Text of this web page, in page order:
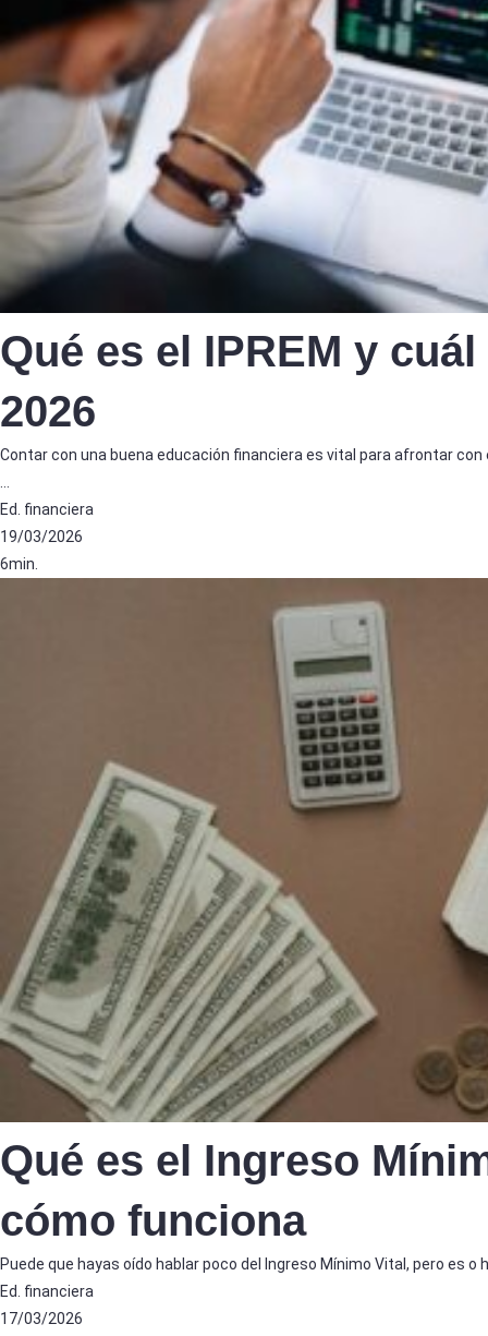
Qué es el IPREM y
2026
Contar con una buena educación financiera es vital para afrontar
Ed. financiera
19/03/2026
6min.
Qué es el Ingreso
cómo funciona
Puede que hayas oído hablar poco del Ingreso Mínimo Vital, pero es
Ed. financiera
17/03/2026